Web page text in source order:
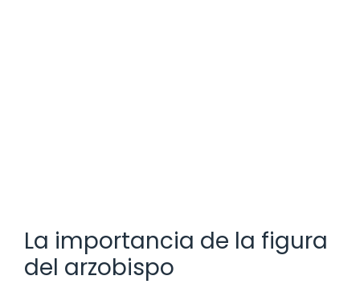
La importancia de la figura
del arzobispo